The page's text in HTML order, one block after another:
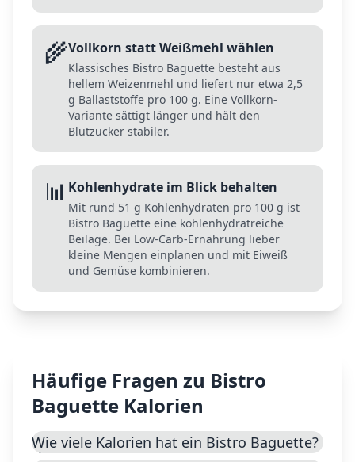
🌾Vollkorn statt Weißmehl wählen
Klassisches Bistro Baguette besteht aus
hellem Weizenmehl und liefert nur etwa 2,5
g Ballaststoffe pro 100 g. Eine Vollkorn-
Variante sättigt länger und hält den
Blutzucker stabiler.
📊Kohlenhydrate im Blick behalten
Mit rund 51 g Kohlenhydraten pro 100 g ist
Bistro Baguette eine kohlenhydratreiche
Beilage. Bei Low-Carb-Ernährung lieber
kleine Mengen einplanen und mit Eiweiß
und Gemüse kombinieren.
Häufige Fragen zu Bistro
Baguette Kalorien
Wie viele Kalorien hat ein Bistro Baguette?